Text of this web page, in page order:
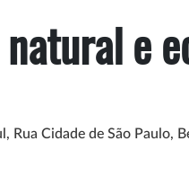
e
Rua Cidade de São Paulo,